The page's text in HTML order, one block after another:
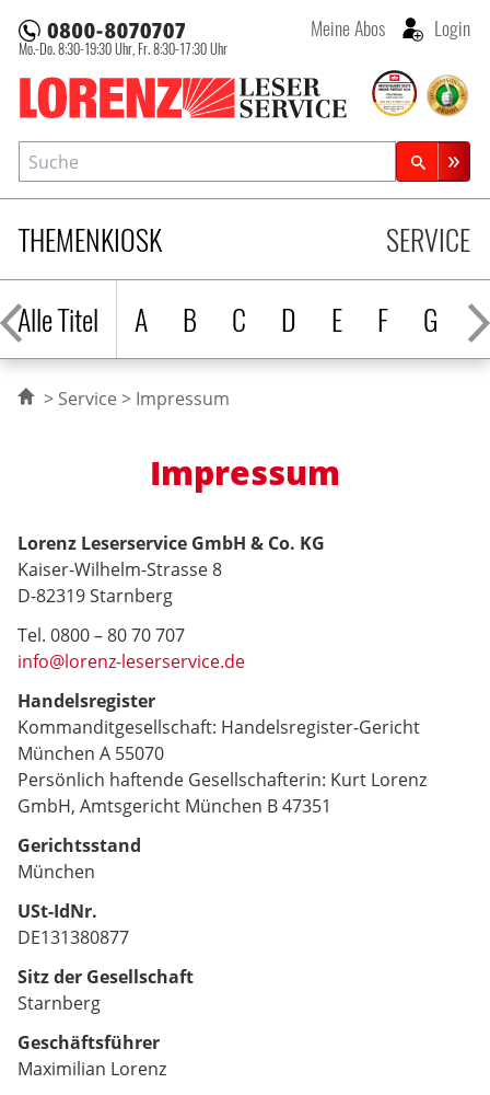
Lorenz Leserservice
Mo.-Do. 8:30-19:30 Uhr, Fr. 8:30-17:30 Uhr
Meine Abos Login
THEMENKIOSK
Alle Titel
A B C D E F G H
SERVICE
Suche
Zeitschriftensuche
Service Impressum
Impressum
Lorenz Leserservice GmbH & Co. KG
Kaiser-Wilhelm-Strasse 8
D-82319 Starnberg
Tel. 0800 – 80 70 707
info@lorenz-leserservice.de
Handelsregister
Kommanditgesellschaft: Handelsregister-Gericht
München A 55070
Persönlich haftende Gesellschafterin: Kurt Lorenz
GmbH, Amtsgericht München B 47351
Gerichtsstand
München
USt-IdNr.
DE131380877
Sitz der Gesellschaft
Starnberg
Geschäftsführer
Maximilian Lorenz